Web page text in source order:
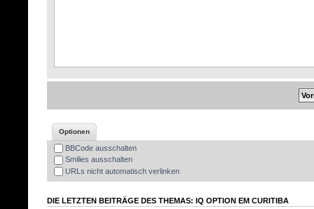
Optionen
BBCode ausschalten
Smilies ausschalten
URLs nicht automatisch verlinken
DIE LETZTEN BEITRÄGE DES THEMAS: IQ OPTION EM CURITIBA